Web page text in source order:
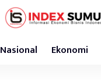
Nasional Ekonomi